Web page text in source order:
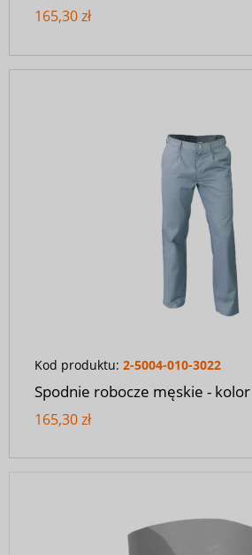
165,30 zł
Kod produktu: 2-5004-010-3022
Spodnie robocze męskie -
165,30 zł